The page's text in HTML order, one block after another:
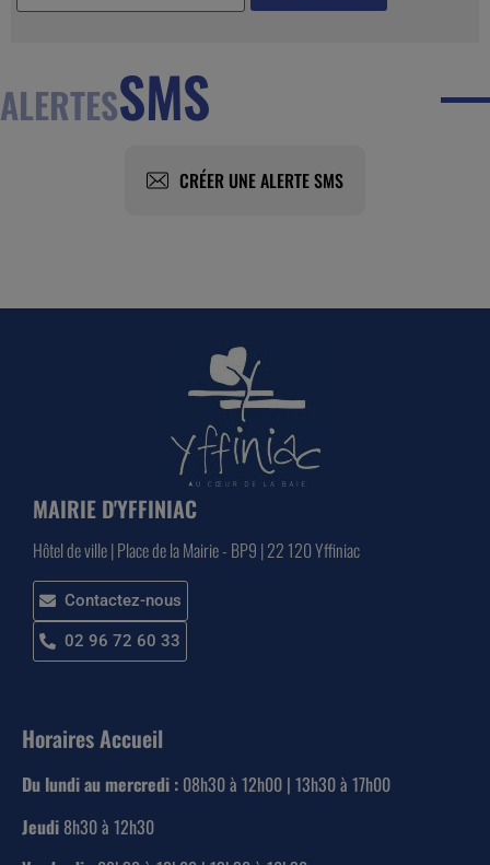
ALERTESSMS
CRÉER UNE ALERTE SMS
MAIRIE D'YFFINIAC
Hôtel de ville | Place de la Mairie - BP9 | 22 120 Yffiniac
Contactez-nous
02 96 72 60 33
Horaires Accueil
Du lundi au mercredi : 08h30 à 12h00 | 13h30 à 17h00
Jeudi 8h30 à 12h30